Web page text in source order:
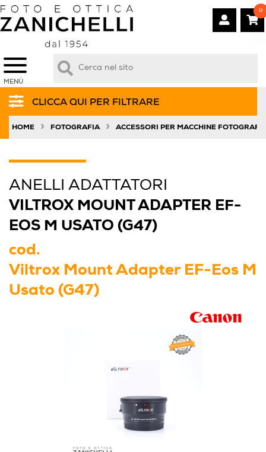
MENÙ
0
CLICCA QUI PER FILTRARE
HOME » FOTOGRAFIA » ACCESSORI PER MACCHINE
ANELLI ADATTATORI
VILTROX MOUNT ADAPTER EF-
EOS M USATO (G47)
cod.
Viltrox Mount Adapter EF-Eos M
Usato (G47)